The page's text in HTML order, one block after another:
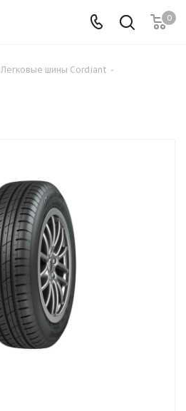
0
Легковые шины Cordiant -